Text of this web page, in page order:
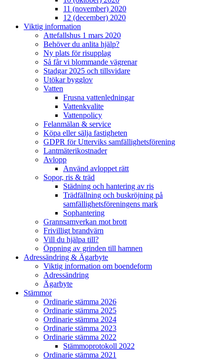
11 (november) 2020
12 (december) 2020
Viktig information
Attefallshus 1 mars 2020
Behöver du anlita hjälp?
Ny plats för risupplag
Så får vi blommande vägrenar
Stadgar 2025 och tillsvidare
Utökar bygglov
Vatten
Frusna vattenledningar
Vattenkvalite
Vattenpolicy
Felanmälan & service
Köpa eller sälja fastigheten
GDPR för Utterviks samfällighetsförening
Lantmäterikostnader
Avlopp
Använd avloppet rätt
Sopor, ris & träd
Städning och hantering av ris
Trädfällning och buskröjning på
samfällighetsföreningens mark
Sophantering
Grannsamverkan mot brott
Frivilligt brandvärn
Vill du hjälpa till?
Öppning av grinden till hamnen
Adressändring & Ägarbyte
Viktig information om boendeform
Adressändring
Ägarbyte
Stämmor
Ordinarie stämma 2026
Ordinarie stämma 2025
Ordinarie stämma 2024
Ordinarie stämma 2023
Ordinarie stämma 2022
Stämmoprotokoll 2022
Ordinarie stämma 2021